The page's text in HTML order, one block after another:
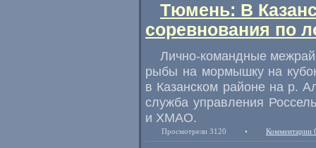
Тюмень: В
соревнования по
Лично-командные
рыбы на мормышку на
в Казанском районе на р.
служба управления
и ХМАО.
Просмотрели 3120 • Комментарии